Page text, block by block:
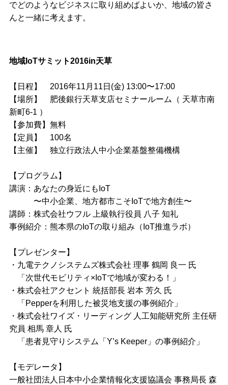
でどのようなビジネスに取り組めばよいか、地域の皆さ
んと一緒に考えます。
地域IoTサミット2016in天草
【日程】 2016年11月11日(金) 13:00〜17:00
【場所】 肥後銀行天草支店セミナールーム（ 天草市南
新町6-1 ）
【参加費】無料
【定員】 100名
【主催】 独立行政法人中小企業基盤整備機構
【プログラム】
講演：あなたの身近にもIoT
〜中小企業、地方都市こそIoTで地方創生〜
講師：株式会社ウフル 上級執行役員 八子 知礼
事例紹介：熊本県のIoTの取り組み（IoT推進ラボ）
【プレゼンター】
・九電テクノシステムズ株式会社 理事 鶴岡 良一 氏
「次世代モビリティ×IoTで地域が変わる！」
・株式会社アクセント 統括部長 岩本 芳久 氏
「Pepperを利用した被災地支援の事例紹介」
・株式会社ワイズ・リーディング 人工知能研究所 主任研
究員 相馬 章人 氏
「患者見守りシステム「Y’s Keeper」の事例紹介」
【モデレータ】
⼀般社団法⼈⽇本中⼩企業情報化⽀援協議会 事務局⻑ 森